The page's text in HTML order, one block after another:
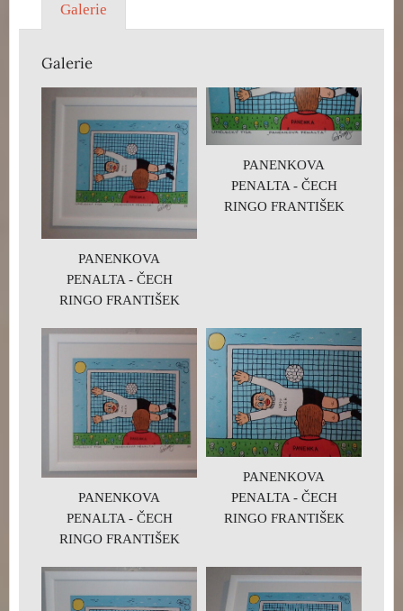
Galerie
Galerie
PANENKOVA
PENALTA - ČECH
RINGO FRANTIŠEK
PANENKOVA
PENALTA - ČECH
RINGO FRANTIŠEK
PANENKOVA
PENALTA - ČECH
RINGO FRANTIŠEK
PANENKOVA
PENALTA - ČECH
RINGO FRANTIŠEK